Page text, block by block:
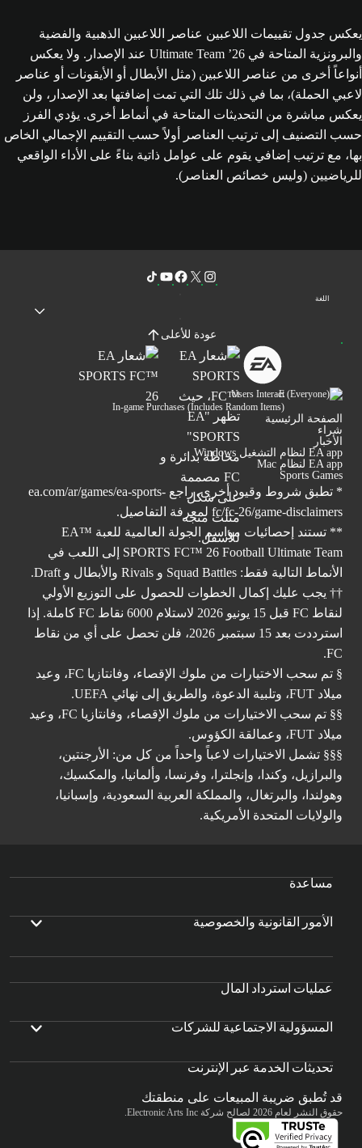
يعكس جدول تقييمات اللاعبين عناصر اللاعبين الذهبية والفضية
والبرونزية المتاحة في Ultimate Team ’26 عند الإصدار. ولا يعكس
أنواعاً أخرى من عناصر اللاعبين (مثل الأبطال أو الأيقونات أو عناصر
لاعبي الحملة)، بما في ذلك تلك التي تمت إضافتها بعد الإصدار، ولن
يعكس مباشرة من التحديثات المتاحة في أنماط أخرى. يؤدي الفرز
حسب التصنيف إلى ترتيب العناصر أولاً حسب التقييم الإجمالي الخاص
بها، مع ترتيب إضافي يقوم على عوامل ذاتية بناءً على الأداء الواقعي
للرياضيين (وليس خصائص العناصر).
اللغة
عودة للأعلى
Users Interact
In-game Purchases (Includes Random Items)
الصفحة الرئيسية
شراء
الأخبار
EA app لنظام التشغيل Windows
EA app لنظام Mac
Sports Games
* تطبق شروط وقيود أخرى. راجع ea.com/ar/games/ea-sports-
fc/fc-26/game-disclaimers لمعرفة التفاصيل.
** تستند إحصائيات مواسم الجولة العالمية للعبة ™EA
SPORTS FC™ 26 Football Ultimate Team إلى اللعب في
الأنماط التالية فقط: Squad Battles و Rivals والأبطال و Draft.
†† يجب عليك إكمال الخطوات للحصول على التوزيع الأولي
لنقاط FC قبل 15 يونيو 2026 لاستلام 6000 نقاط FC كاملة. إذا
استرددت بعد 15 سبتمبر 2026، فلن تحصل على أي من نقاط
FC.
§ تم سحب الاختيارات من ملوك الإقصاء، وفانتازيا FC، وعيد
ميلاد FUT، وتلبية الدعوة، والطريق إلى نهائي UEFA.
§§ تم سحب الاختيارات من ملوك الإقصاء، وفانتازيا FC، وعيد
ميلاد FUT، وعمالقة الكؤوس.
§§§ تشمل الاختيارات لاعباً واحداً من كل من: الأرجنتين،
والبرازيل، وكندا، وإنجلترا، وفرنسا، وألمانيا، والمكسيك،
وهولندا، والبرتغال، والمملكة العربية السعودية، وإسبانيا،
والولايات المتحدة الأمريكية.
مساعدة
الأمور القانونية والخصوصية
عمليات استرداد المال
المسؤولية الاجتماعية للشركات
تحديثات الخدمة عبر الإنترنت
قد تُطبق ضريبة المبيعات على منطقتك
حقوق النشر لعام 2026 لصالح شركة Electronic Arts Inc.